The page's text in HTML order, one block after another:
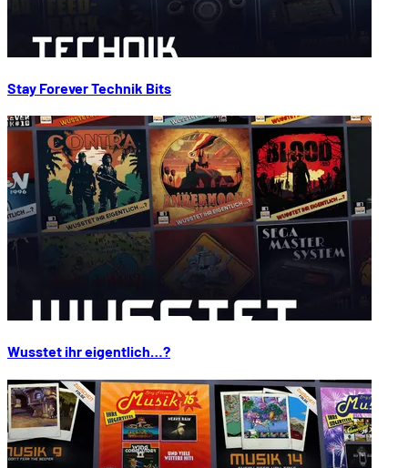
Stay Forever Technik Bits
Wusstet ihr eigentlich…?